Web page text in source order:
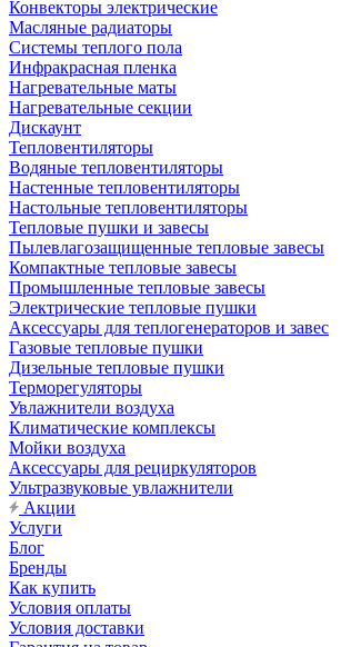
Конвекторы электрические
Масляные радиаторы
Системы теплого пола
Инфракрасная пленка
Нагревательные маты
Нагревательные секции
Дискаунт
Тепловентиляторы
Водяные тепловентиляторы
Настенные тепловентиляторы
Настольные тепловентиляторы
Тепловые пушки и завесы
Пылевлагозащищенные тепловые завесы
Компактные тепловые завесы
Промышленные тепловые завесы
Электрические тепловые пушки
Аксессуары для теплогенераторов и завес
Газовые тепловые пушки
Дизельные тепловые пушки
Терморегуляторы
Увлажнители воздуха
Климатические комплексы
Мойки воздуха
Аксессуары для рециркуляторов
Ультразвуковые увлажнители
Акции
Услуги
Блог
Бренды
Как купить
Условия оплаты
Условия доставки